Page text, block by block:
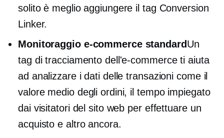
solito è meglio aggiungere il tag Conversion
Linker.
Monitoraggio e-commerce standardUn
tag di tracciamento dell'e-commerce ti aiuta
ad analizzare i dati delle transazioni come il
valore medio degli ordini, il tempo impiegato
dai visitatori del sito web per effettuare un
acquisto e altro ancora.